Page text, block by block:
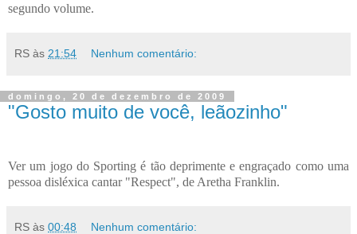
segundo volume.
RS às 21:54 Nenhum comentário:
domingo, 20 de dezembro de 2009
"Gosto muito de você, leãozinho"
Ver um jogo do Sporting é tão deprimente e engraçado como uma
pessoa disléxica cantar "Respect", de Aretha Franklin.
RS às 00:48 Nenhum comentário: